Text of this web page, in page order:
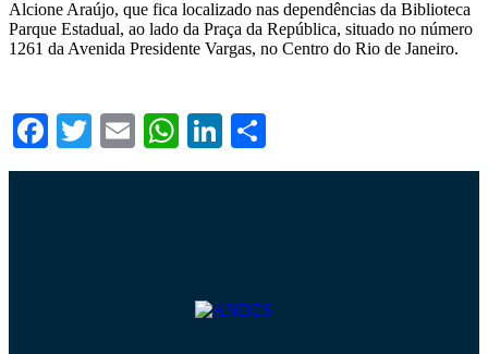
Alcione Araújo, que fica localizado nas dependências da Biblioteca
Parque Estadual, ao lado da Praça da República, situado no número
1261 da Avenida Presidente Vargas, no Centro do Rio de Janeiro.
Facebook
TwitterEmailWhatsApp
LinkedIn